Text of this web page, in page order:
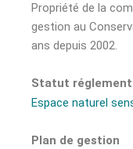
Propriété de la
gestion au
ans depuis 2002.
Statut
Espace naturel
Plan de gestion